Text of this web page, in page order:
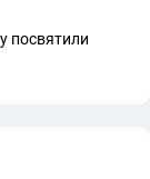
посвятили